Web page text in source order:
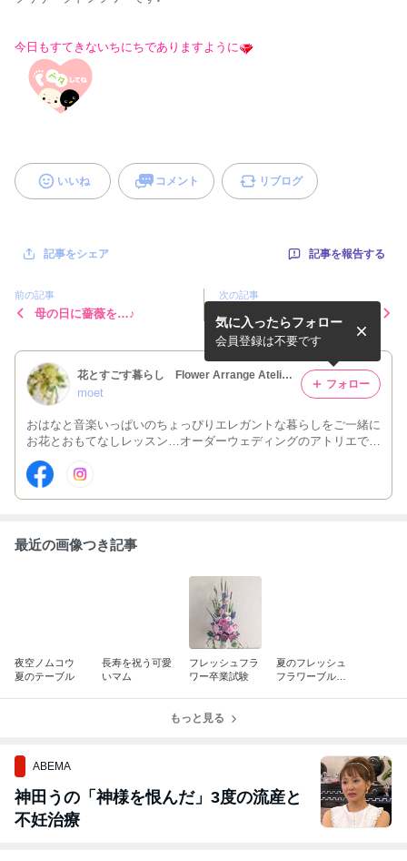
今日もすてきないちにちでありますように
いいね コメント リブログ
記事をシェア 記事を報告する
前の記事
母の日に薔薇を…♪
次の記事
花とすごす暮らし Flower Arrange Atelier Moet（ｱﾄﾘｴ萌）
moet
おはなと音楽いっぱいのちょっぴりエレガントな暮らしをご一緒に
お花とおもてなしレッスン…オーダーウェディングのアトリエで
す。
気に入ったらフォロー
会員登録は不要です
フォロー
最近の画像つき記事
夜空ノムコウ
夏のテーブル
長寿を祝う可愛
いマム
フレッシュフラ
ワー卒業試験
夏のフレッシュ
フラワーブルー
もっと見る
ABEMA
神田うの「神様を恨んだ」3度の流産と
不妊治療